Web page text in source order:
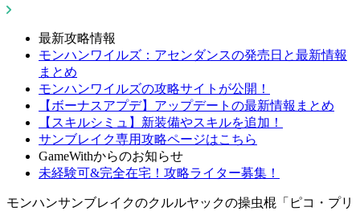
最新攻略情報
モンハンワイルズ：アセンダンスの発売日と最新情報
まとめ
モンハンワイルズの攻略サイトが公開！
【ボーナスアプデ】アップデートの最新情報まとめ
【スキルシミュ】新装備やスキルを追加！
サンブレイク専用攻略ページはこちら
GameWithからのお知らせ
未経験可&完全在宅！攻略ライター募集！
モンハンサンブレイクのクルルヤックの操虫棍「ピコ・プリ